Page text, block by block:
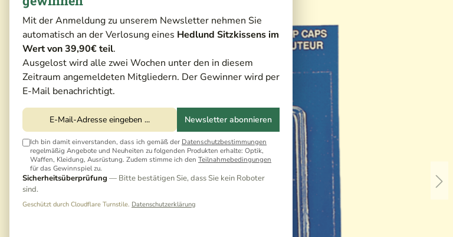
Mit der Anmeldung zu unserem Newsletter nehmen Sie
automatisch an der Verlosung eines Hedlund Sitzkissens im
Wert von 39,90€ teil.
Ausgelost wird alle zwei Wochen unter den in diesem
Zeitraum angemeldeten Mitgliedern. Der Gewinner wird per
E-Mail benachrichtigt.
Newsletter abonnieren
Ich bin damit einverstanden, dass ich gemäß der Datenschutzbestimmungen
regelmäßig Angebote und Neuheiten zu folgenden Produkten erhalte: Optik,
Waffen, Kleidung, Ausrüstung. Zudem stimme ich den Teilnahmebedingungen
für das Gewinnspiel zu.
Sicherheitsüberprüfung — Bitte bestätigen Sie, dass Sie kein Roboter
sind.
Geschützt durch Cloudflare Turnstile. Datenschutzerklärung